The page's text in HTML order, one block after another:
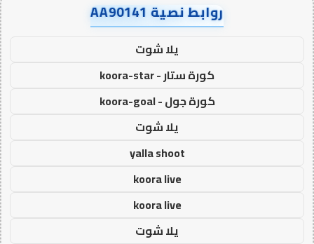
روابط نصية AA90141
يلا شوت
كورة ستار - koora-star
كورة جول - koora-goal
يلا شوت
yalla shoot
koora live
koora live
يلا شوت